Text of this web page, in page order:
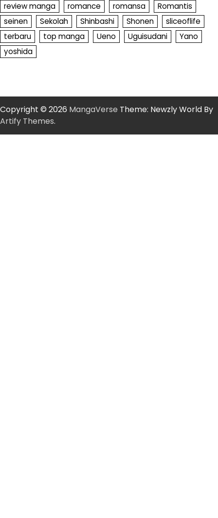
review manga
romance romansa
Romantis
seinen
Sekolah Shinbashi Shonen
sliceoflife
terbaru
top manga Ueno Uguisudani
Yano
yoshida
Copyright © 2026 MangaVerse Theme: Newzly World By
Artify Themes.